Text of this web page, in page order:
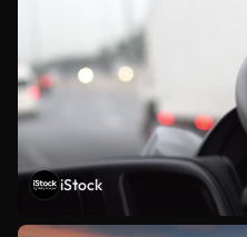
iStock